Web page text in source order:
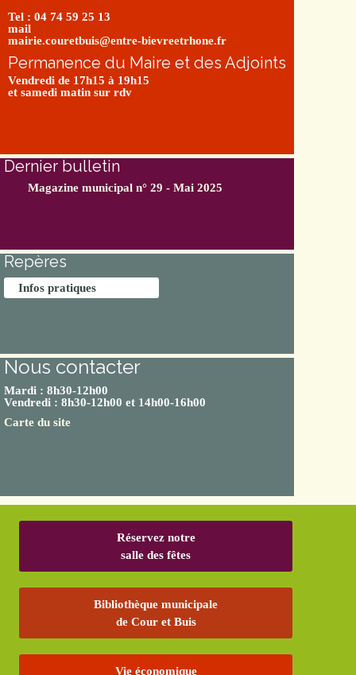
Tel : 04 74 59 25 13
mail
mairie.couretbuis@entre-bievreetrhone.fr
Permanence du Maire et des Adjoints
Vendredi de 17h15 à 19h15
et samedi matin sur rdv
Dernier bulletin
Magazine municipal n° 29 - Mai 2025
Repères
Infos pratiques
Nous contacter
Mardi : 8h30-12h00
Vendredi : 8h30-12h00 et 14h00-16h00
Carte du site
Réservez notre
salle des fêtes
Bibliothèque municipale
de Cour et Buis
Vie économique